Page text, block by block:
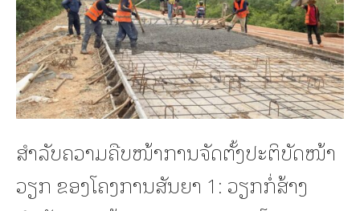
ສຳລັບຄວາມຄືບໜ້າການຈັດຕັ້ງປະຕິບັດໜ້າ
ວຽກ ຂອງໂຄງການສັນຍາ 1: ວຽກກໍ່ສ້າງ